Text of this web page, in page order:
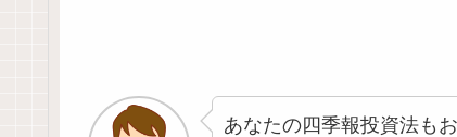
あなたの四季報投資法も